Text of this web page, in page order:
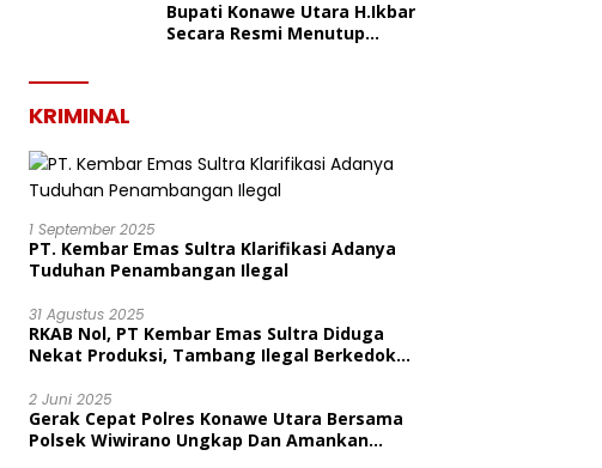
Bupati Konawe Utara H.Ikbar
Secara Resmi Menutup
KRIMINAL
1 September 2025
PT. Kembar Emas Sultra Klarifikasi Adanya
Tuduhan Penambangan Ilegal
31 Agustus 2025
RKAB Nol, PT Kembar Emas Sultra Diduga
Nekat Produksi, Tambang Ilegal Berkedok
2 Juni 2025
Gerak Cepat Polres Konawe Utara Bersama
Polsek Wiwirano Ungkap Dan Amankan